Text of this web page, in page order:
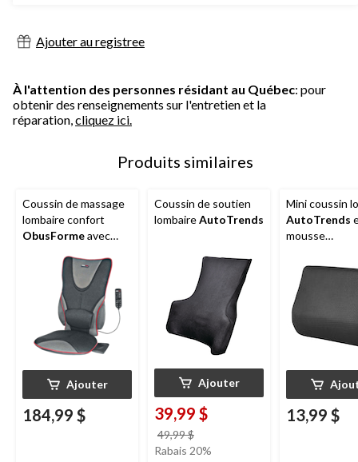
Ajouter au registree
À l'attention des personnes résidant au Québec: pour
obtenir des renseignements sur l'entretien et la
réparation,cliquez ici.
Produits similaires
Coussin de massage
lombaire confort
ObusFormeavec
Ajouter
184,99 $
Coussin de soutien
lombaireAutoTrends
Ajouter
39,99 $
49,99 $
était
Rabais 20%
Mini coussin
AutoTrends
mousse
13,99 $